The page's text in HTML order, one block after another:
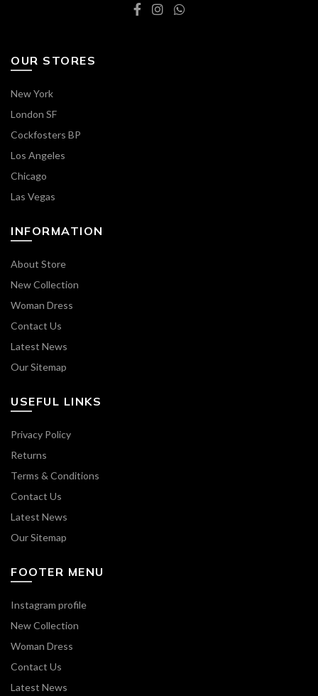
OUR STORES
New York
London SF
Cockfosters BP
Los Angeles
Chicago
Las Vegas
INFORMATION
About Store
New Collection
Woman Dress
Contact Us
Latest News
Our Sitemap
USEFUL LINKS
Privacy Policy
Returns
Terms & Conditions
Contact Us
Latest News
Our Sitemap
FOOTER MENU
Instagram profile
New Collection
Woman Dress
Contact Us
Latest News